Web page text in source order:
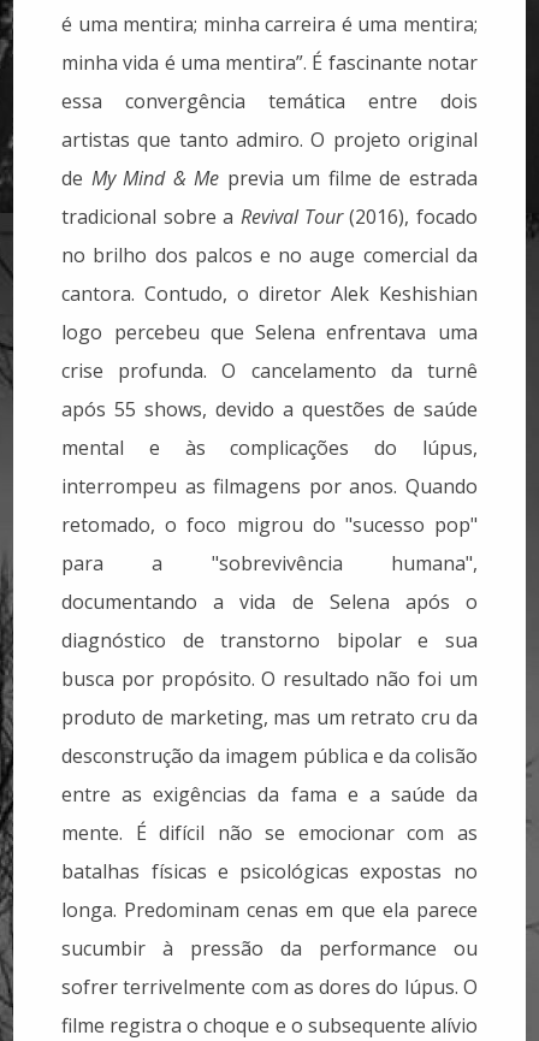
é uma mentira; minha carreira é uma mentira;
minha vida é uma mentira”. É fascinante notar
essa convergência temática entre dois
artistas que tanto admiro. O projeto original
de My Mind & Me previa um filme de estrada
tradicional sobre a Revival Tour(2016), focado
no brilho dos palcos e no auge comercial da
cantora. Contudo, o diretor Alek Keshishian
logo percebeu que Selena enfrentava uma
crise profunda. O cancelamento da turnê
após 55 shows, devido a questões de saúde
mental e às complicações do lúpus,
interrompeu as filmagens por anos. Quando
retomado, o foco migrou do "sucesso pop"
para a "sobrevivência humana",
documentando a vida de Selena após o
diagnóstico de transtorno bipolar e sua
busca por propósito. O resultado não foi um
produto de marketing, mas um retrato cru da
desconstrução da imagem pública e da colisão
entre as exigências da fama e a saúde da
mente. É difícil não se emocionar com as
batalhas físicas e psicológicas expostas no
longa. Predominam cenas em que ela parece
sucumbir à pressão da performance ou
sofrer terrivelmente com as dores do lúpus. O
filme registra o choque e o subsequente alívio